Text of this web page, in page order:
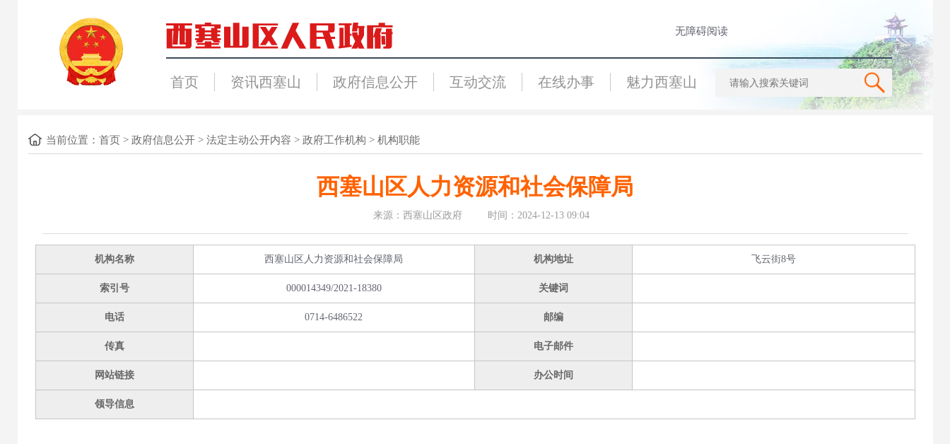
无障碍阅读
首页 资讯西塞山 政府信息公开 互动交流 在线办事 魅力西塞山
当前位置： 首页> 政府信息公开> 法定主动公开内容 > 政府工作机构 > 机构职能
西塞山区人力资源和社会保障局
来源：西塞山区政府 时间：2024-12-13 09:04
机构名称 西塞山区人力资源和社会保障局 机构地址 飞云街8号
索引号 000014349/2021-18380 关键词
电话 0714-6486522 邮编
传真 电子邮件
网站链接 办公时间
领导信息